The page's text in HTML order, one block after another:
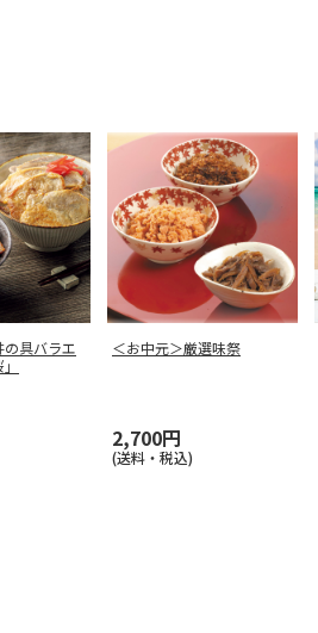
具バラエ
＜お中元＞厳選味祭
2,700円
(送料・税込)